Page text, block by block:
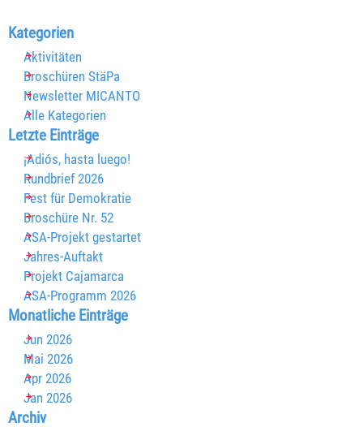
Block überspringen Kategorien
Kategorien
Aktivitäten
Broschüren StäPa
Newsletter MICANTO
Alle Kategorien
Block überspringen Letzte Einträge
Letzte Einträge
¡Adiós, hasta luego!
Rundbrief 2026
Fest für Demokratie
Broschüre Nr. 52
ASA-Projekt gestartet
Jahres-Auftakt
Projekt Cajamarca
ASA-Programm 2026
Block überspringen Monatliche Einträge
Monatliche Einträge
Jun 2026
Mai 2026
Apr 2026
Jan 2026
Block überspringen Archiv
Archiv